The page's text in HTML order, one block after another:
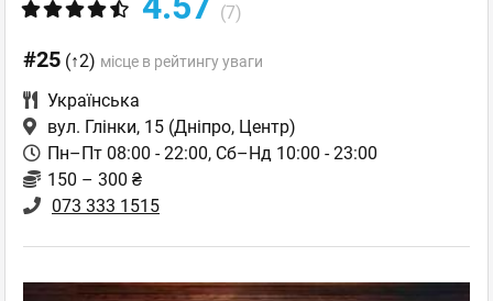
(7)
#25 (↑2) місце в рейтингу уваги
Українська
вул. Глінки, 15 (Дніпро, Центр)
Пн–Пт 08:00 - 22:00, Сб–Нд 10:00 - 23:00
150 – 300 ₴
073 333 1515